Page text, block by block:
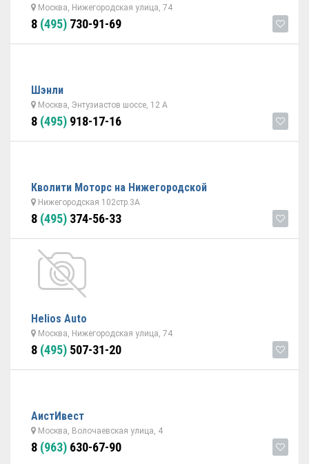
Москва, Нижегородская улица, 74
8 (495) 730-91-69
Шэнли
Москва, Энтузиастов шоссе, 12 А
8 (495) 918-17-16
Кволити Моторс на Нижегородской
Нижегородская 102стр.3А
8 (495) 374-56-33
Helios Auto
Москва, Нижегородская улица, 74
8 (495) 507-31-20
АистИвест
Москва, Волочаевская улица, 4
8 (963) 630-67-90